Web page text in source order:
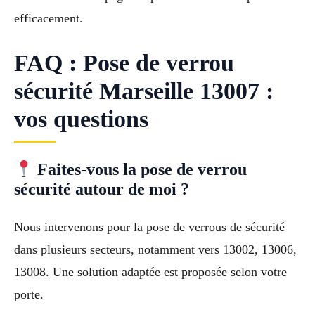
efficacement.
FAQ : Pose de verrou
sécurité Marseille 13007 :
vos questions
Faites-vous la pose de verrou
sécurité autour de moi ?
Nous intervenons pour la pose de verrous de sécurité
dans plusieurs secteurs, notamment vers 13002, 13006,
13008. Une solution adaptée est proposée selon votre
porte.